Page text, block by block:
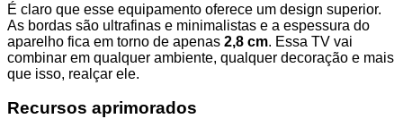
É claro que esse equipamento oferece um design superior.
As bordas são ultrafinas e minimalistas e a espessura do
aparelho fica em torno de apenas 2,8 cm. Essa TV vai
combinar em qualquer ambiente, qualquer decoração e mais
que isso, realçar ele.
Recursos aprimorados